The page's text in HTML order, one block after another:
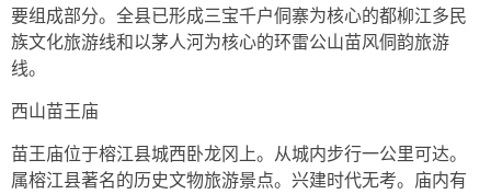
要组成部分。全县已形成三宝千户侗寨为核心的都柳江多民
族文化旅游线和以茅人河为核心的环雷公山苗风侗韵旅游
线。
西山苗王庙
苗王庙位于榕江县城西卧龙冈上。从城内步行一公里可达。
属榕江县著名的历史文物旅游景点。兴建时代无考。庙内有